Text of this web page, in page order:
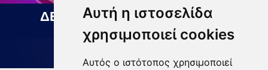
Αυτή η ιστοσελίδα
χρησιμοποιεί cookies
Αυτός ο ιστότοπος χρησιμοποιεί
ΔΕΛΤΙΟ ΕΙΔΗΣΕΩΝ 05 08 2026